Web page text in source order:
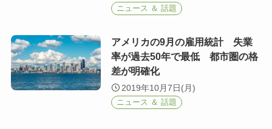
ニュース ＆ 話題
アメリカの9月の雇用統計 失業
率が過去50年で最低 都市圏の格
差が明確化
2019年10月7日(月)
ニュース ＆ 話題